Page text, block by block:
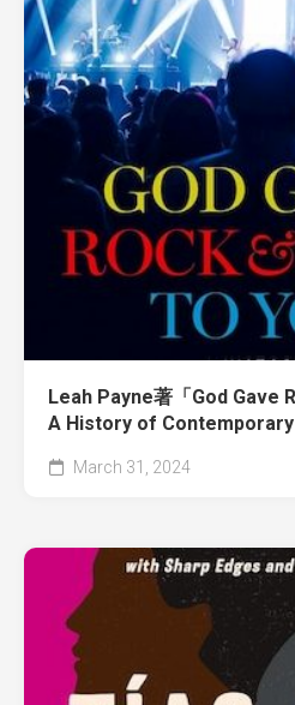
Leah Payne著「God Gave
A History of Contemporary
March 31, 2024